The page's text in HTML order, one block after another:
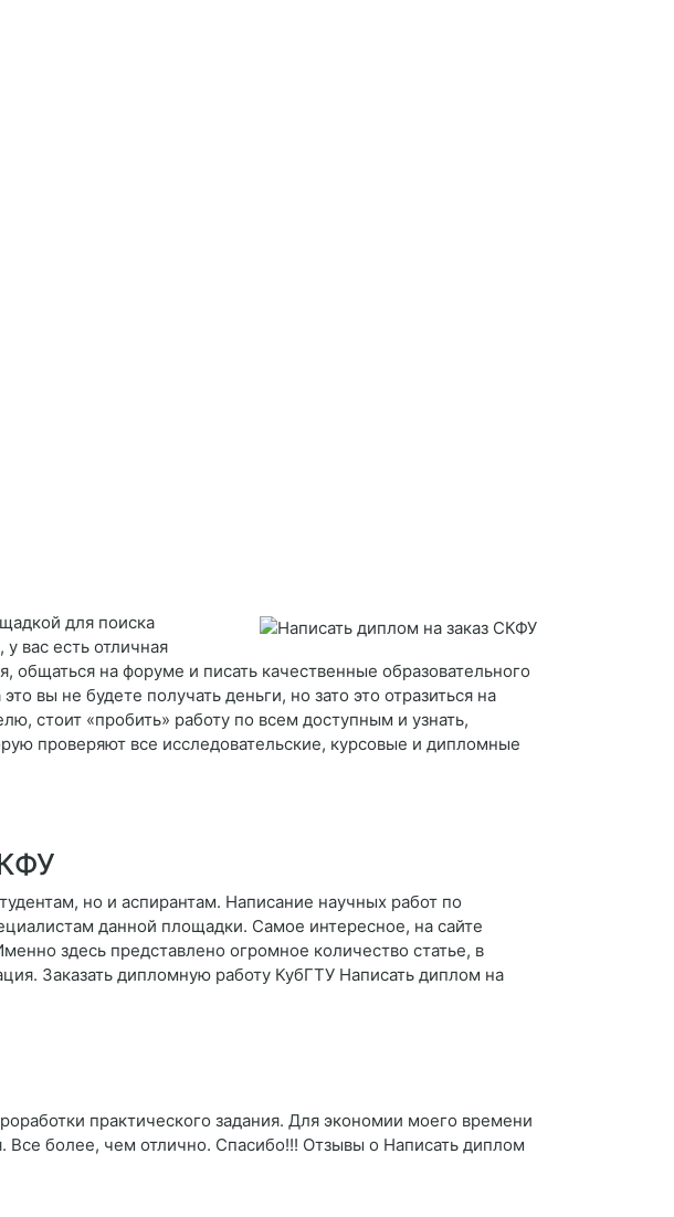
для поиска
вас есть отличная
общаться на форуме и писать качественные образовательного
вы не будете получать деньги, но зато это отразиться на
стоит «пробить» работу по всем доступным и узнать,
проверяют все исследовательские, курсовые и дипломные
но и аспирантам. Написание научных работ по
данной площадки. Самое интересное, на сайте
здесь представлено огромное количество статье, в
Заказать дипломную работу КубГТУ Написать диплом на
практического задания. Для экономии моего времени
Все более, чем отлично. Спасибо!!! Отзывы о Написать диплом